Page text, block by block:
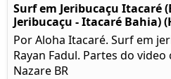
Surf em Jeribucaçu Itacaré
Jeribucaçu - Itacaré Bahia)
Por Aloha Itacaré. Surf em
Rayan Fadul. Partes do
Nazare BR